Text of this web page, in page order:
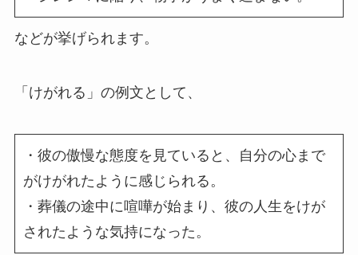
などが挙げられます。
「けがれる」の例文として、
・彼の傲慢な態度を見ていると、自分の心まで
がけがれたように感じられる。
・葬儀の途中に喧嘩が始まり、彼の人生をけが
されたような気持になった。